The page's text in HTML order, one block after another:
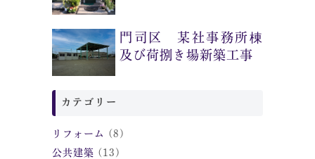
門司区 某社事務所棟
及び荷捌き場新築工事
カテゴリー
リフォーム
(8)
公共建築 (13)